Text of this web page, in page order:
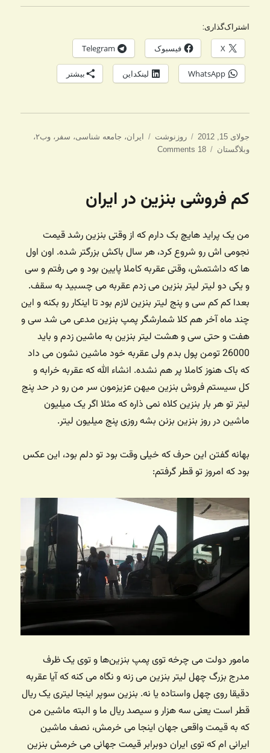
اشتراک‌گذاری:
X فیسبوک Telegram
WhatsApp لینکداین بیشتر
ارسال
شده
جولای 15, 2012 دسته‌ها
روزنوشت برچسب‌ها
ایران، جامعه شناسی، سفر ،وب۲ ،
وبلاگستان
18 Comments
کم فروشی بنزین در ایران
من یک پراید هایچ بک دارم که از وقتی بنزین رشد قیمت
نجومی اش رو شروع کرد، هر سال باکش بزرگتر شده. اون اول
ها که داشتمش، وقتی عقربه کاملا پایین بود و می رفتم و سی
و یکی دو لیتر لیتر بنزین می زدم عقربه می چسبید به سقف.
بعدا کم کم سی و پنج لیتر بنزین لازم بود تا اینکار رو بکنه و این
چند ماه آخر هم کلا شمارشگر پمپ بنزین مدعی می شد سی و
هفت و حتی سی و هشت لیتر بنزین به ماشین زدم و باید
26000 تومن پول بدم ولی عقربه خود ماشین نشون می داد
که باک هنوز کاملا پر هم نشده. انشاء الله که عقربه خرابه و
کل سیستم فروش بنزین میهن عزیزمون سر من رو در حد پنج
لیتر تو هر بار بنزین کلاه نمی ذاره که مثلا اگر یک میلیون
ماشین در روز بنزین بزنن بشه روزی پنج میلیون لیتر.
بهانه گفتن این حرف که خیلی وقت بود تو دلم بود، این عکس
بود که امروز تو قطر گرفتم:
مامور دولت می چرخه توی پمپ بنزین‌ها و توی یک ظرف
مدرج بزرگ چهل لیتر بنزین می زنه و نگاه می کنه که آیا عقربه
دقیقا روی چهل واستاده یا نه. بنزین سوپر اینجا لیتری یک ریال
قطر است یعنی سه هزار و سیصد ریال ما و البته ماشین من
که به قیمت واقعی جهان اینجا می خرمش، نصف ماشین
ایرانی ام که توی ایران دوبرابر قیمت جهانی می خرمش بنزین